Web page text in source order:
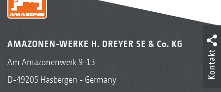
AMAZONEN-WERKE H. DREYER SE & Co. KG
Am Amazonenwerk 9-13
D-49205 Hasbergen - Germany
Kontakt